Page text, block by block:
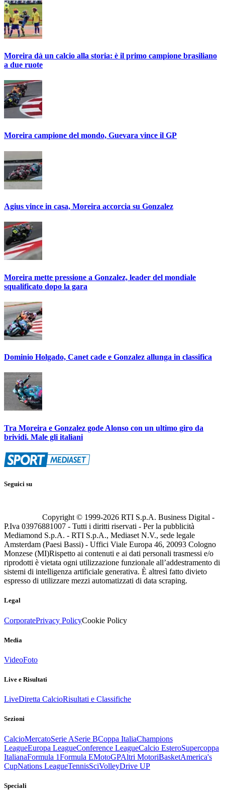
Moreira dà un calcio alla storia: è il primo campione brasiliano
a due ruote
Moreira campione del mondo, Guevara vince il GP
Agius vince in casa, Moreira accorcia su Gonzalez
Moreira mette pressione a Gonzalez, leader del mondiale
squalificato dopo la gara
Dominio Holgado, Canet cade e Gonzalez allunga in classifica
Tra Moreira e Gonzalez gode Alonso con un ultimo giro da
brividi. Male gli italiani
Seguici su
Copyright © 1999-2026 RTI S.p.A. Business Digital -
P.Iva 03976881007 - Tutti i diritti riservati - Per la pubblicità
Mediamond S.p.A. - RTI S.p.A., Mediaset N.V., sede legale
Amsterdam (Paesi Bassi) - Uffici Viale Europa 46, 20093 Cologno
Monzese (MI)Rispetto ai contenuti e ai dati personali trasmessi e/o
riprodotti è vietata ogni utilizzazione funzionale all’addestramento di
sistemi di intelligenza artificiale generativa. È altresì fatto divieto
espresso di utilizzare mezzi automatizzati di data scraping.
Legal
CorporatePrivacy PolicyCookie Policy
Media
VideoFoto
Live e Risultati
LiveDiretta CalcioRisultati e Classifiche
Sezioni
CalcioMercatoSerie ASerie BCoppa ItaliaChampions
LeagueEuropa LeagueConference LeagueCalcio EsteroSupercoppa
ItalianaFormula 1Formula EMotoGPAltri MotoriBasketAmerica's
CupNations LeagueTennisSciVolleyDrive UP
Speciali